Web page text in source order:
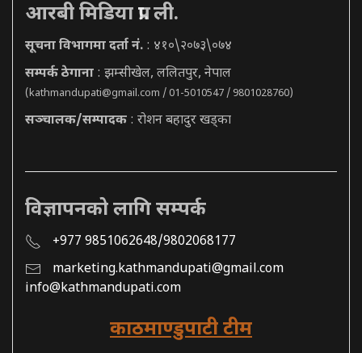
आरबी मिडिया प्रा. ली.
सूचना विभागमा दर्ता नं. : ४१०\२०७३\०७४
सम्पर्क ठेगाना : झम्सीखेल, ललितपुर, नेपाल
(kathmandupati@gmail.com / 01-5010547 / 9801028760)
सञ्चालक/सम्पादक : रोशन बहादुर खड्का
विज्ञापनको लागि सम्पर्क
+977 9851062648/9802068177
marketing.kathmandupati@gmail.com
info@kathmandupati.com
काठमाण्डुपाटी टीम